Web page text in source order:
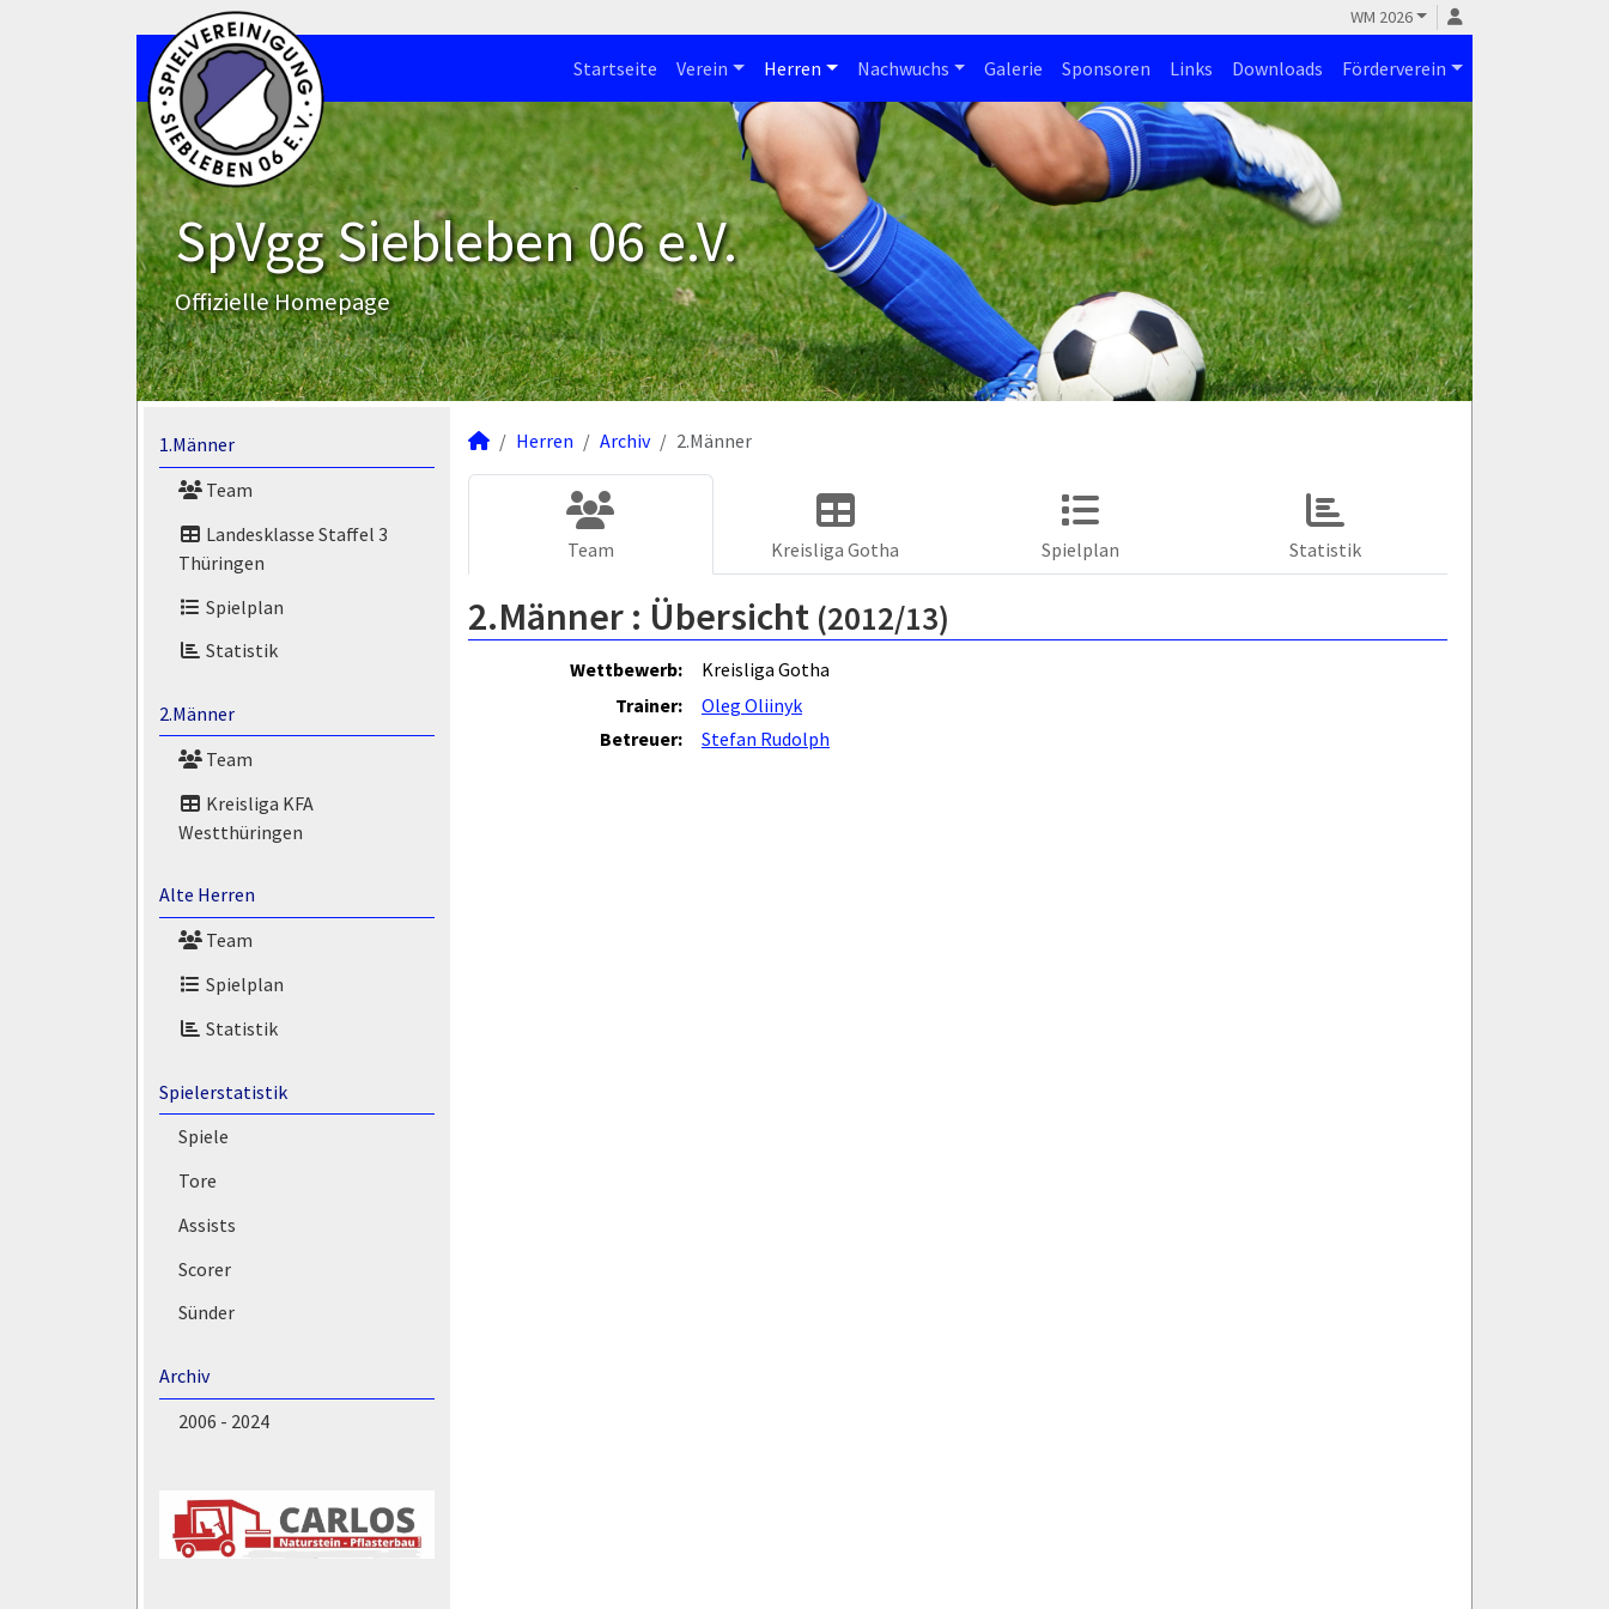
WM 2026
Startseite Verein Herren Nachwuchs Galerie Sponsoren Links Downloads Förderverein
SpVgg Siebleben 06 e.V.
Offizielle Homepage
1.Männer
Team
Landesklasse Staffel 3
Thüringen
Spielplan
Statistik
2.Männer
Team
Kreisliga KFA
Westthüringen
Alte Herren
Team
Spielplan
Statistik
Spielerstatistik
Spiele
Tore
Assists
Scorer
Sünder
Archiv
2006 - 2024
Herren Archiv 2.Männer
Team Kreisliga Gotha Spielplan Statistik
2.Männer : Übersicht (2012/13)
Wettbewerb:
Kreisliga Gotha
Trainer:
Oleg Oliinyk
Betreuer:
Stefan Rudolph